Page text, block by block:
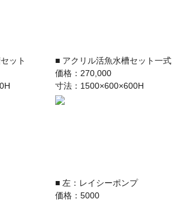
ット
■ アクリル活魚水槽セット一式
価格：270,000
寸法：1500×600×600H
■ 左：レイシーポンプ
価格：5000